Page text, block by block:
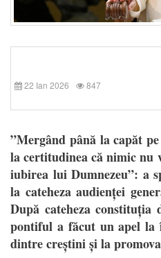
22 Ian 2026 847
”Mergând până la capăt
la certitudinea că nimic nu
iubirea lui Dumnezeu”: a
la cateheza audienței
După cateheza constituția
pontiful a făcut un apel la
dintre creștini și la